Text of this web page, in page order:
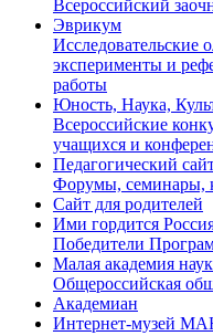
Всероссийский
Эврикум
Исследовательские
эксперименты и
работы
Юность, Наука,
Всероссийские
учащихся и
Педагогический
Форумы, семинары,
Сайт для родителей
Ими гордится
Победители
Малая академия
Общероссийская
Академиан
Интернет-музей